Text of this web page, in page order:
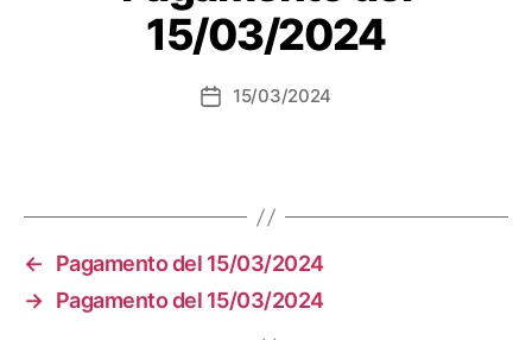
15/03/2024
Data15/03/2024
←
Pagamento del 15/03/2024
→ Pagamento del 15/03/2024